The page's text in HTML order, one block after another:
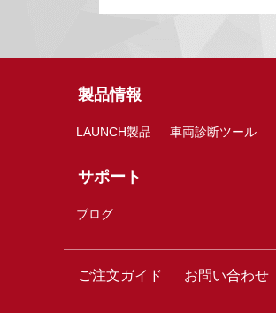
製品情報
LAUNCH製品 車両診断ツール
サポート
ブログ
ご注文ガイド お問い合わせ